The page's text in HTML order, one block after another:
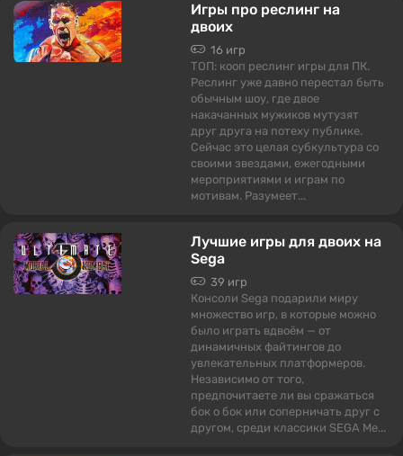
Игры про реслинг на
двоих
16 игр
ТОП: кооп реслинг игры для ПК.
Реслинг уже давно перестал быть
обычным шоу, где двое
накачанных мужиков мутузят
друг друга на потеху публике.
Сейчас это целая субкультура со
своими звездами, ежегодными
мероприятиями и играм по
мотивам. Разумеет...
Лучшие игры для двоих на
Sega
39 игр
Консоли Sega подарили миру
множество игр, в которые можно
было играть вдвоём — от
динамичных файтингов до
увлекательных платформеров.
Независимо от того,
предпочитаете ли вы сражаться
бок о бок или соперничать друг с
другом, среди классики SEGA Me...